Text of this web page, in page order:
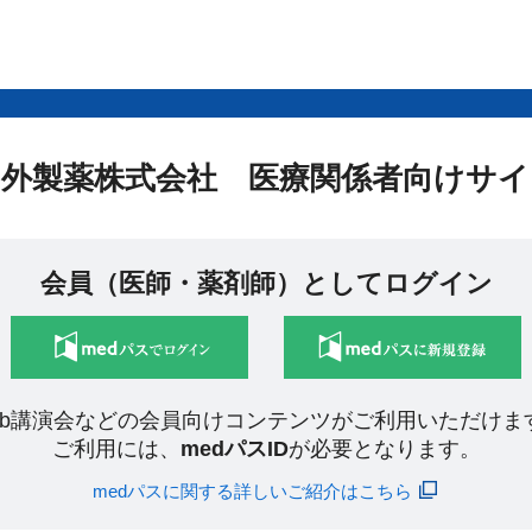
製薬株式会社 医療関係者向けサ
会員（医師・薬剤師）としてログイン
講演会などの会員向けコンテンツがご利用いただけま
ご利用には、 medパスIDが必要となります。
medパスに関する詳しいご紹介はこちら